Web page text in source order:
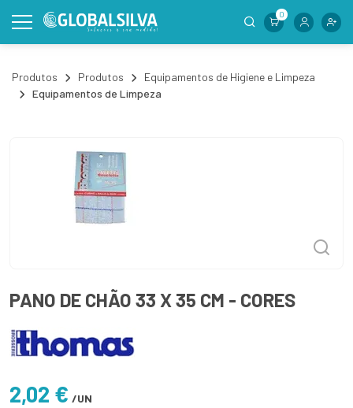
0
Produtos Produtos
Equipamentos de Higiene e Limpeza
Equipamentos de Limpeza
PANO DE CHÃO 33 X 35 CM - CORES
2,02 € /UN